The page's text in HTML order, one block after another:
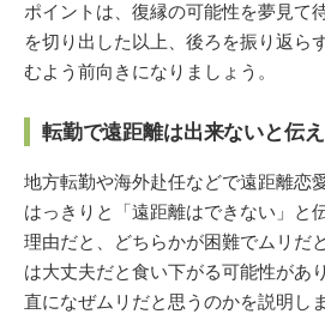
ポイントは、復縁の可能性を夢見て
を切り出した以上、後ろを振り返ら
むよう前向きになりましょう。
転勤で遠距離は出来ないと伝
地方転勤や海外赴任などで遠距離恋
はっきりと「遠距離はできない」と
理由だと、どちらかが困難でムリだ
は大丈夫だと食い下がる可能性があ
直になぜムリだと思うのかを説明し